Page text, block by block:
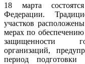
18 марта
Федерации.
участков
мерах по обеспечению
защищенности
организаций,
период подготовки